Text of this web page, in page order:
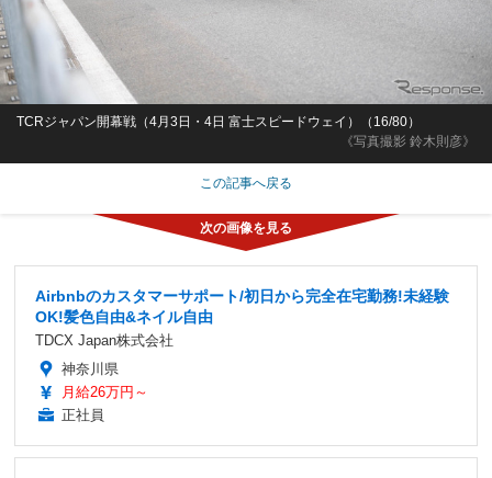
《写真撮影 鈴木則彦》
TCRジャパン開幕戦（4月3日・4日 富士スピードウェイ）（16/80）
この記事へ戻る
Airbnbのカスタマーサポート/初日から完全在宅勤務!未経験
OK!髪色自由&ネイル自由
TDCX Japan株式会社
神奈川県
月給26万円～
正社員